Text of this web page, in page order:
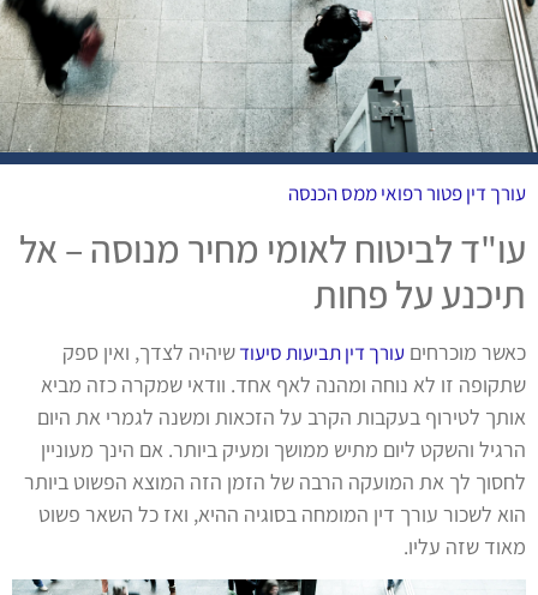
עורך דין פטור רפואי ממס הכנסה
עו"ד לביטוח לאומי מחיר מנוסה – אל
תיכנע על פחות
כאשר מוכרחים עורך דין תביעות סיעודשיהיה לצדך, ואין ספק
שתקופה זו לא נוחה ומהנה לאף אחד. וודאי שמקרה כזה מביא
אותך לטירוף בעקבות הקרב על הזכאות ומשנה לגמרי את היום
הרגיל והשקט ליום מתיש ממושך ומעיק ביותר. אם הינך מעוניין
לחסוך לך את המועקה הרבה של הזמן הזה המוצא הפשוט ביותר
הוא לשכור עורך דין המומחה בסוגיה ההיא, ואז כל השאר פשוט
מאוד שזה עליו.